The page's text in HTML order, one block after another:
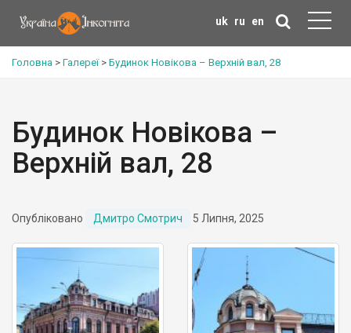
uk ru en
Головна > Галереї> Будинок Новікова – Верхній вал, 28
Будинок Новікова –
Верхній вал, 28
Опубліковано Дмитро Смотрич 5 Липня, 2025